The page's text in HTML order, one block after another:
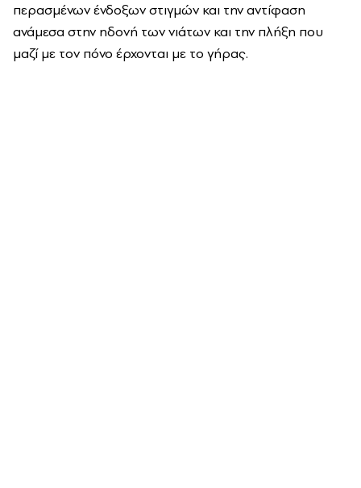
περασμένων ένδοξων στιγμών και την αντίφαση
ανάμεσα στην ηδονή των νιάτων και την πλήξη που
μαζί με τον πόνο έρχονται με το γήρας.